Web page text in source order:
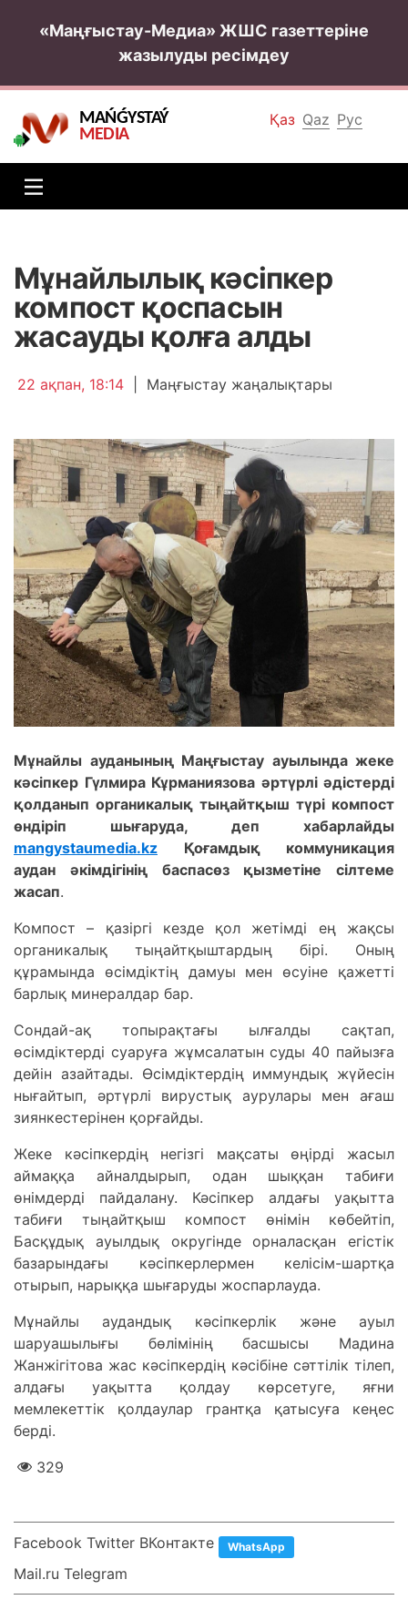
«Маңғыстау-Медиа» ЖШС газеттеріне
жазылуды ресімдеу
Қаз Qaz Рус
MAŃǴYSTAÝ
MEDIA
Мұнайлылық кәсіпкер
компост қоспасын
жасауды қолға алды
22 ақпан, 18:14 Маңғыстау жаңалықтары
Мұнайлы ауданының Маңғыстау ауылында жеке
кәсіпкер Гүлмира Кұрманиязова әртүрлі әдістерді
қолданып органикалық тыңайтқыш түрі компост
өндіріп шығаруда, деп хабарлайды
mangystaumedia.kz Қоғамдық коммуникация
аудан әкімдігінің баспасөз қызметіне сілтеме
жасап.
Компост – қазіргі кезде қол жетімді ең жақсы
органикалық тыңайтқыштардың бірі. Оның
құрамында өсімдіктің дамуы мен өсуіне қажетті
барлық минералдар бар.
Сондай-ақ топырақтағы ылғалды сақтап,
өсімдіктерді суаруға жұмсалатын суды 40 пайызға
дейін азайтады. Өсімдіктердің иммундық жүйесін
нығайтып, әртүрлі вирустық аурулары мен ағаш
зиянкестерінен қорғайды.
Жеке кәсіпкердің негізгі мақсаты өңірді жасыл
аймаққа айналдырып, одан шыққан табиғи
өнімдерді пайдалану. Кәсіпкер алдағы уақытта
табиғи тыңайтқыш компост өнімін көбейтіп,
Басқұдық ауылдық округінде орналасқан егістік
базарындағы кәсіпкерлермен келісім-шартқа
отырып, нарыққа шығаруды жоспарлауда.
Мұнайлы аудандық кәсіпкерлік және ауыл
шаруашылығы бөлімінің басшысы Мадина
Жанжігітова жас кәсіпкердің кәсібіне сәттілік тілеп,
алдағы уақытта қолдау көрсетуге, яғни
мемлекеттік қолдаулар грантқа қатысуға кеңес
берді.
329
Facebook Twitter ВКонтакте WhatsApp
Mail.ru Telegram